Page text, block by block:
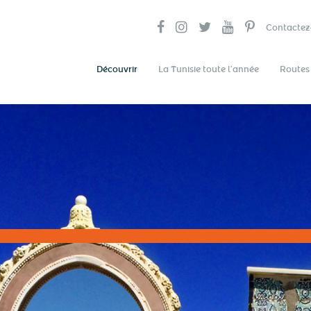
Découvrir La Tunisie toute l’année